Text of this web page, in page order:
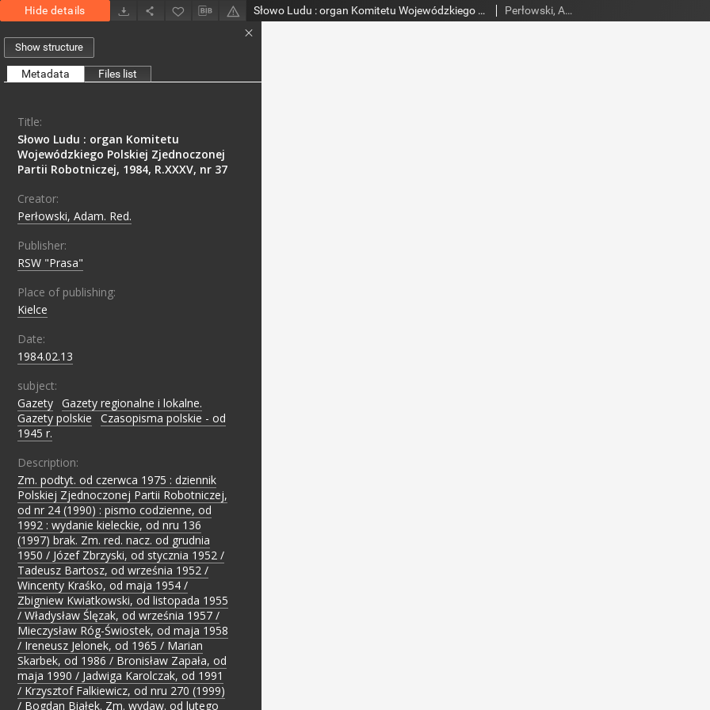
Hide details Słowo Ludu : organ Komitetu Wojewódzkiego Polskiej Zjednoczonej Partii Robotniczej, 1984, R.XXXV, nr 37 Perłowski, Adam. Red.
Show structure
Metadata Files list
Title:
Słowo Ludu : organ Komitetu
Wojewódzkiego Polskiej Zjednoczonej
Partii Robotniczej, 1984, R.XXXV, nr 37
Creator:
Perłowski, Adam. Red.
Publisher:
RSW "Prasa"
Place of publishing:
Kielce
Date:
1984.02.13
subject:
Gazety Gazety regionalne i lokalne.
Gazety polskie
Czasopisma polskie - od
1945 r.
Description:
Zm. podtyt. od czerwca 1975 : dziennik
Polskiej Zjednoczonej Partii Robotniczej,
od nr 24 (1990) : pismo codzienne, od
1992 : wydanie kieleckie, od nru 136
(1997) brak. Zm. red. nacz. od grudnia
1950 / Józef Zbrzyski, od stycznia 1952 /
Tadeusz Bartosz, od września 1952 /
Wincenty Kraśko, od maja 1954 /
Zbigniew Kwiatkowski, od listopada 1955
/ Władysław Ślęzak, od września 1957 /
Mieczysław Róg-Świostek, od maja 1958
/ Ireneusz Jelonek, od 1965 / Marian
Skarbek, od 1986 / Bronisław Zapała, od
maja 1990 / Jadwiga Karolczak, od 1991
/ Krzysztof Falkiewicz, od nru 270 (1999)
/ Bogdan Białek. Zm. wydaw. od lutego